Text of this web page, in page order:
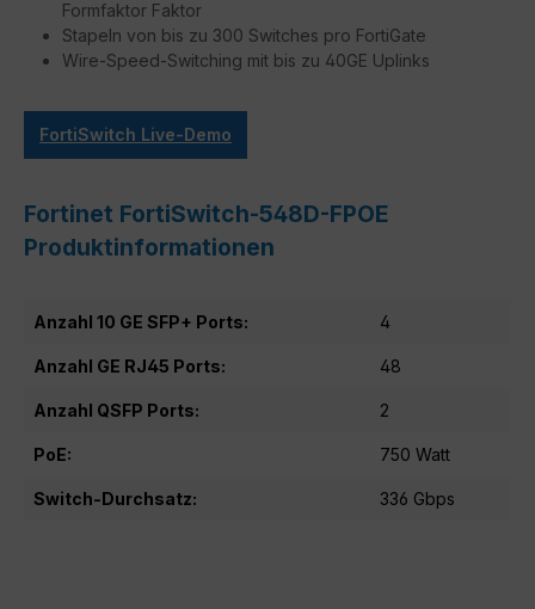
Formfaktor Faktor
Stapeln von bis zu 300 Switches pro FortiGate
Wire-Speed-Switching mit bis zu 40GE Uplinks
FortiSwitch Live-Demo
Fortinet FortiSwitch-548D-FPOE
Produktinformationen
Anzahl 10 GE SFP+ Ports: 4
Anzahl GE RJ45 Ports: 48
Anzahl QSFP Ports: 2
PoE: 750 Watt
Switch-Durchsatz: 336 Gbps